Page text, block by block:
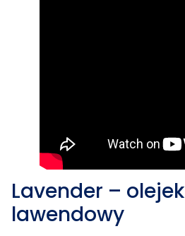
Lavender – olejek
lawendowy